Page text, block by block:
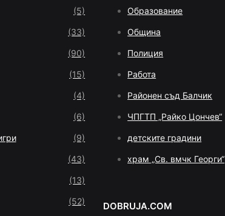
(5)
(33)
(90)
(15)
(4)
(6)
(9)
(43)
(13)
(52)
Образование
Община
Полиция
Работа
Районен съд Балчик
ЧПГТП „Райко Цончев“
детските градини
храм „Св. вмчк Георги“
DOBRUJA.COM